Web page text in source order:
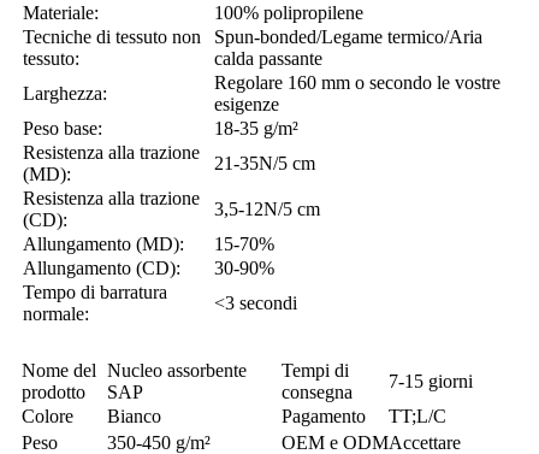
Materiale:
100% polipropilene
Tecniche di tessuto non
tessuto:
Spun-bonded/Legame termico/Aria
calda passante
Larghezza:
Regolare 160 mm o secondo le vostre
esigenze
Peso base:
18-35 g/m²
Resistenza alla trazione
(MD):
21-35N/5 cm
Resistenza alla trazione
(CD):
3,5-12N/5 cm
Allungamento (MD):
15-70%
Allungamento (CD):
30-90%
Tempo di barratura
normale:
<3 secondi
Nome del
prodotto
Nucleo assorbente
SAP
Tempi di
consegna
7-15 giorni
Colore
Bianco Pagamento
TT;L/C
Peso
350-450 g/m² OEM e ODMAccettare